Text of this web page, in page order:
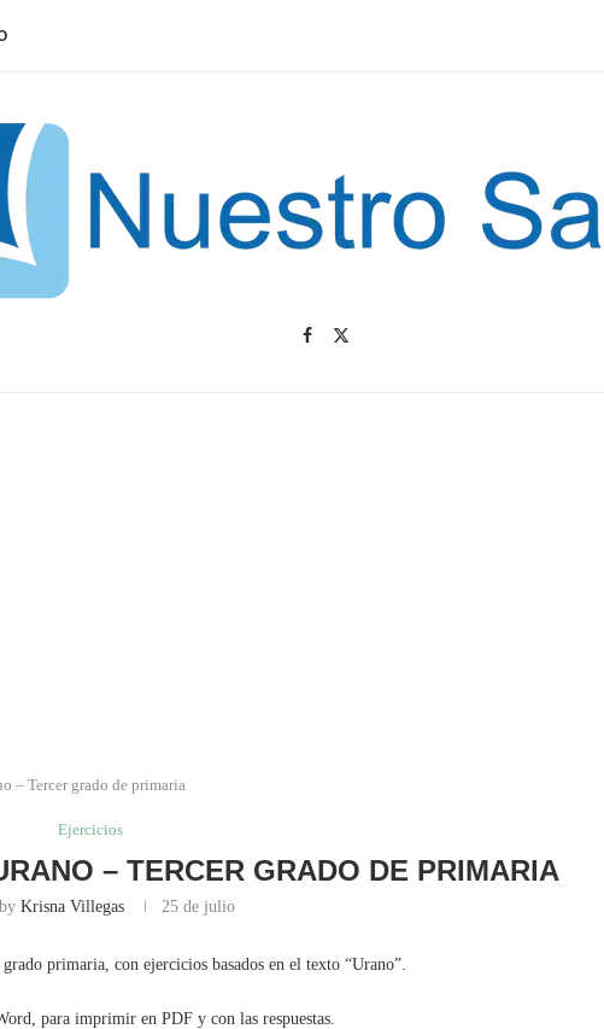
– Tercer grado de primaria
Ejercicios
– TERCER GRADO DE PRIMARIA
Krisna Villegas 25 de julio
primaria, con ejercicios basados en el texto “Urano”.
para imprimir en PDF y con las respuestas.